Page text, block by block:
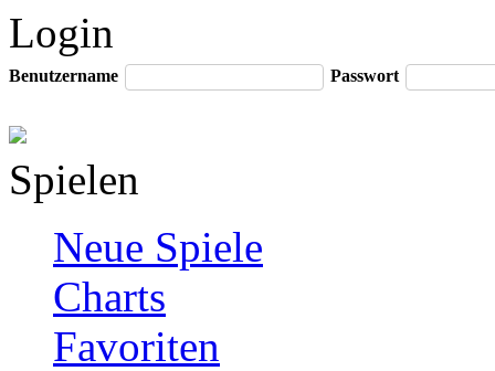
Login
Benutzername Passwort
Spielen
Neue Spiele
Charts
Favoriten